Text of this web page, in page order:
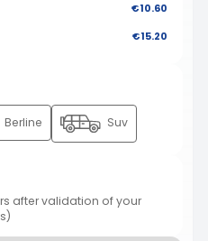
€10.60
€15.20
Berline Suv
after validation of your